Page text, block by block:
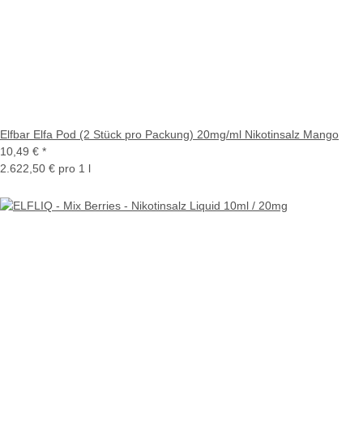
Elfbar Elfa Pod (2 Stück pro Packung) 20mg/ml Nikotinsalz Mango
10,49 € *
2.622,50 € pro 1 l